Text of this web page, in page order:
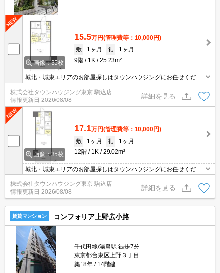
画像：35枚
15.5万円(管理費等：10,000円)
敷
1ヶ月 礼
1ヶ月
9階
1K 25.23m²
城北・城東エリアのお部屋探しはタウンハウジングにお任せくださ
い。エリアを詳しいスタッフがご対応させて頂きます。
株式会社タウンハウジング東京 駒込店
情報更新日 2026/08/08
詳細を見る
画像：35枚
17.1万円(管理費等：10,000円)
敷
1ヶ月 礼
1ヶ月
12階
1K 29.02m²
城北・城東エリアのお部屋探しはタウンハウジングにお任せくださ
い。エリアを詳しいスタッフがご対応させて頂きます。
株式会社タウンハウジング東京 駒込店
情報更新日 2026/08/08
詳細を見る
賃貸マンション コンフォリア上野広小路
千代田線/湯島駅 徒歩7分
東京都台東区上野３丁目
築18年
14階建